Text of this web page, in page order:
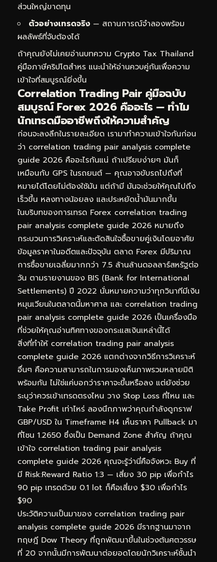
ส่วนใหญ่ขาดทุน
ตัวอย่างเทรดจริง — สถานการณ์จำลองพร้อม
ผลลัพธ์ที่จับต้องได้
ถ้าคุณยังไม่เคยอ่านบทความ Crypto Tax Thailand
คู่มือภาษีคริปโตสำหร แนะนำให้อ่านควบคู่กันเพื่อความ
เข้าใจที่สมบูรณ์ยิ่งขึ้น
Correlation Trading Pair คู่มือฉบับ
สมบูรณ์ Forex 2026 คืออะไร — ทำไม
นักเทรดมืออาชีพถึงให้ความสำคัญ
ก่อนจะลงลึกในรายละเอียด เรามาทำความเข้าใจกันก่อน
ว่า correlation trading pair analysis complete
guide 2026 คืออะไรกันแน่ ถ้าเปรียบง่ายๆ มันก็
เหมือนกับ GPS ในรถยนต์ — คุณอาจขับรถไปถึงที่
หมายได้โดยไม่ต้องใช้มัน แต่ถ้ามี มันจะช่วยให้คุณไปถึง
เร็วขึ้น หลงทางน้อยลง และประหยัดน้ำมันมากขึ้น
ในบริบทของการเทรด Forex correlation trading
pair analysis complete guide 2026 หมายถึง
กระบวนการวิเคราะห์และตัดสินใจซื้อขายคู่เงินโดยอาศัย
ข้อมูลราคาในอดีตและปัจจุบัน ตลาด Forex มีปริมาณ
การซื้อขายเฉลี่ยมากกว่า 7.5 ล้านล้านดอลลาร์สหรัฐต่อ
วัน ตามรายงานของ BIS (Bank for International
Settlements) ปี 2022 นั่นหมายความว่าทุกวินาทีมีเงิน
หมุนเวียนในตลาดนี้มหาศาล และ correlation trading
pair analysis complete guide 2026 เป็นเครื่องมือ
ที่ช่วยให้คุณอ่านทิศทางของกระแสเงินเหล่านี้ได้
สิ่งที่ทำให้ correlation trading pair analysis
complete guide 2026 แตกต่างจากวิธีการวิเคราะห์
อื่นๆ คือความสามารถในการมองเห็นภาพรวมหลายมิติ
พร้อมกัน ไม่ใช่แค่บอกว่าราคาจะขึ้นหรือลง แต่ยังช่วย
ระบุว่าควรเข้าเทรดตรงไหน วาง Stop Loss ที่ไหน และ
Take Profit เท่าไหร่ ลองนึกภาพว่าคุณกำลังดูกราฟ
GBP/USD ใน Timeframe H4 เห็นราคา Pullback มา
ที่โซน 1.2650 ซึ่งเป็น Demand Zone สำคัญ ถ้าคุณ
เข้าใจ correlation trading pair analysis
complete guide 2026 คุณจะรู้ว่านี่คือจังหวะ Buy ที่
มี Risk:Reward Ratio 1:3 — เสี่ยง 30 pip เพื่อกำไร
90 pip เทรดด้วย 0.1 lot ก็คือเสี่ยง $30 เพื่อกำไร
$90
ประวัติความเป็นมาของ correlation trading pair
analysis complete guide 2026 มีรากฐานมาจาก
ทฤษฎี Dow Theory ที่ถูกพัฒนาขึ้นในช่วงต้นศตวรรษ
ที่ 20 จากนั้นมีการพัฒนาต่อยอดโดยนักวิเคราะห์ชั้นนำ